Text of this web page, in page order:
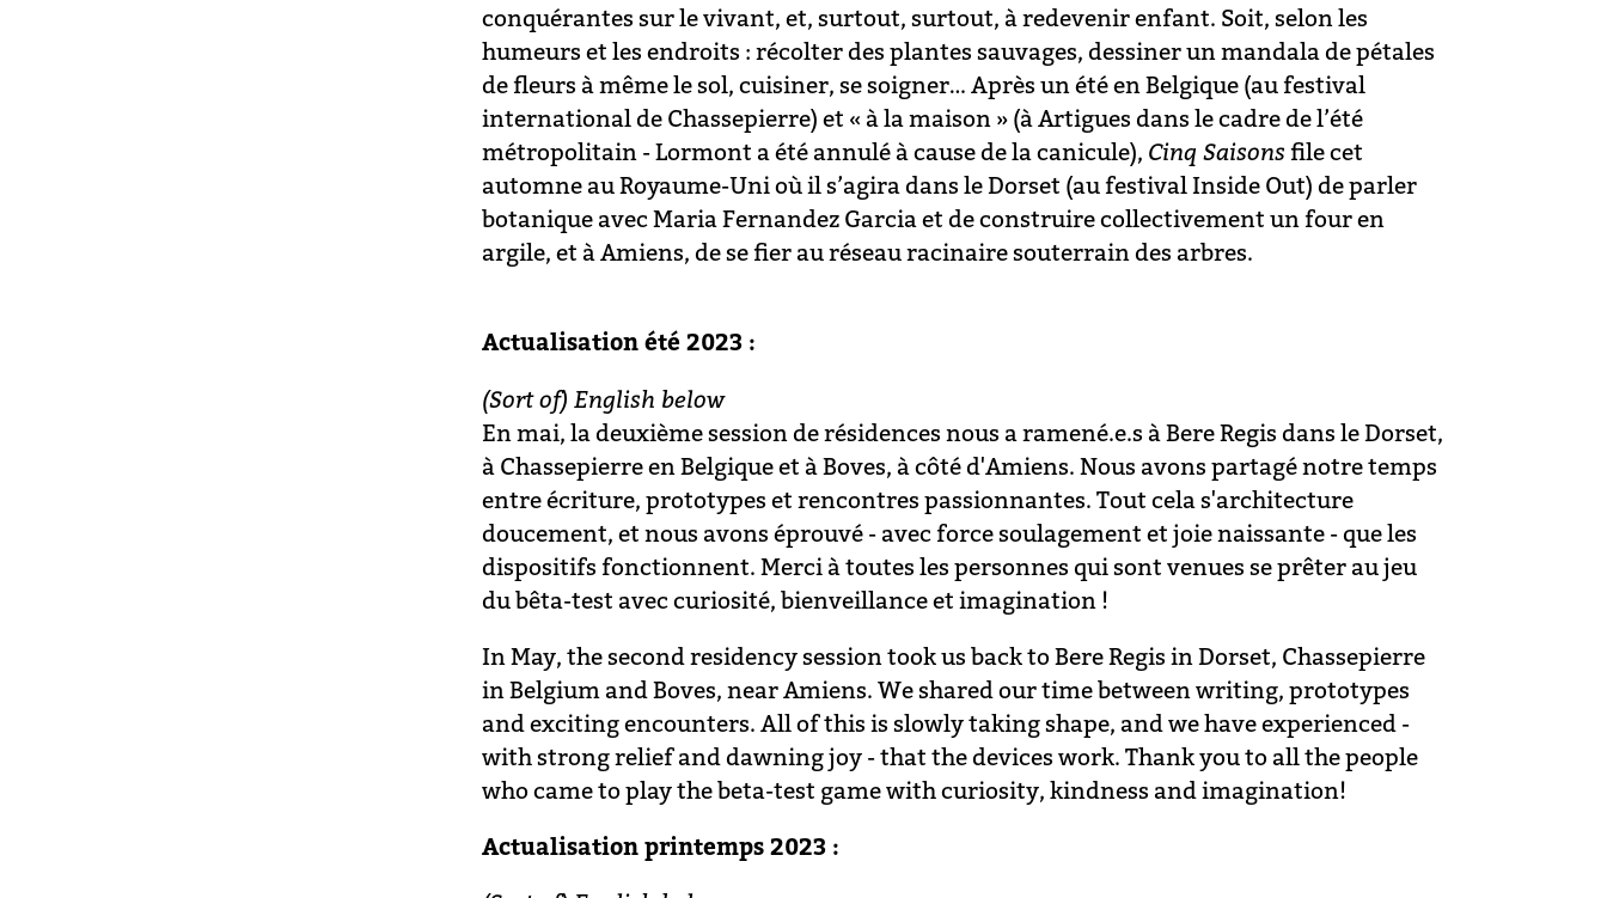
conquérantes sur le vivant, et, surtout, surtout, à redevenir enfant. Soit, selon les
humeurs et les endroits : récolter des plantes sauvages, dessiner un mandala de pétales
de fleurs à même le sol, cuisiner, se soigner… Après un été en Belgique (au festival
international de Chassepierre) et « à la maison » (à Artigues dans le cadre de l’été
métropolitain - Lormont a été annulé à cause de la canicule), Cinq Saisons file cet
automne au Royaume-Uni où il s’agira dans le Dorset (au festival Inside Out) de parler
botanique avec Maria Fernandez Garcia et de construire collectivement un four en
argile, et à Amiens, de se fier au réseau racinaire souterrain des arbres.
Actualisation été 2023 :
(Sort of) English below
En mai, la deuxième session de résidences nous a ramené.e.s à Bere Regis dans le Dorset,
à Chassepierre en Belgique et à Boves, à côté d'Amiens. Nous avons partagé notre temps
entre écriture, prototypes et rencontres passionnantes. Tout cela s'architecture
doucement, et nous avons éprouvé - avec force soulagement et joie naissante - que les
dispositifs fonctionnent. Merci à toutes les personnes qui sont venues se prêter au jeu
du bêta-test avec curiosité, bienveillance et imagination !
In May, the second residency session took us back to Bere Regis in Dorset, Chassepierre
in Belgium and Boves, near Amiens. We shared our time between writing, prototypes
and exciting encounters. All of this is slowly taking shape, and we have experienced -
with strong relief and dawning joy - that the devices work. Thank you to all the people
who came to play the beta-test game with curiosity, kindness and imagination!
Actualisation printemps 2023 :